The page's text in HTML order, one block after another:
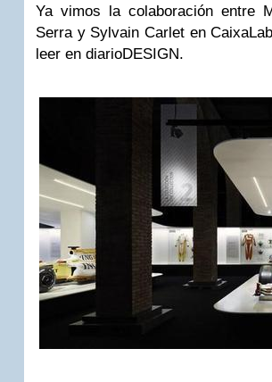
Ya vimos la colaboración entre
Serra y Sylvain Carlet en
leer en diarioDESIGN.